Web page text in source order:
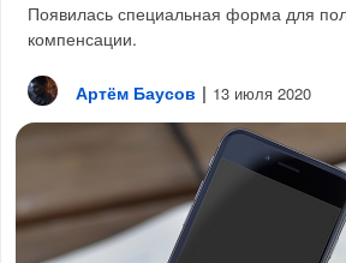
Появилась специальная форма для
компенсации.
Артём Баусов | 13 июля 2020